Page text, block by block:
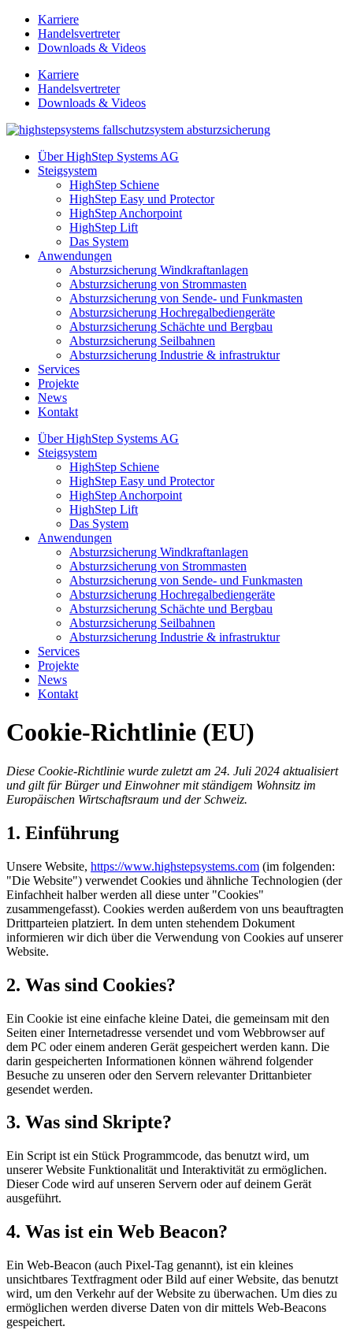
Zum
Inhalt
springen
Karriere
Handelsvertreter
Downloads & Videos
Karriere
Handelsvertreter
Downloads & Videos
Über HighStep Systems AG
Steigsystem
HighStep Schiene
HighStep Easy und Protector
HighStep Anchorpoint
HighStep Lift
Das System
Anwendungen
Absturzsicherung Windkraftanlagen
Absturzsicherung von Strommasten
Absturzsicherung von Sende- und Funkmasten
Absturzsicherung Hochregalbediengeräte
Absturzsicherung Schächte und Bergbau
Absturzsicherung Seilbahnen
Absturzsicherung Industrie & infrastruktur
Services
Projekte
News
Kontakt
Über HighStep Systems AG
Steigsystem
HighStep Schiene
HighStep Easy und Protector
HighStep Anchorpoint
HighStep Lift
Das System
Anwendungen
Absturzsicherung Windkraftanlagen
Absturzsicherung von Strommasten
Absturzsicherung von Sende- und Funkmasten
Absturzsicherung Hochregalbediengeräte
Absturzsicherung Schächte und Bergbau
Absturzsicherung Seilbahnen
Absturzsicherung Industrie & infrastruktur
Services
Projekte
News
Kontakt
Cookie-Richtlinie (EU)
Diese Cookie-Richtlinie wurde zuletzt am 24. Juli 2024 aktualisiert
und gilt für Bürger und Einwohner mit ständigem Wohnsitz im
Europäischen Wirtschaftsraum und der Schweiz.
1. Einführung
Unsere Website, https://www.highstepsystems.com (im folgenden:
"Die Website") verwendet Cookies und ähnliche Technologien (der
Einfachheit halber werden all diese unter "Cookies"
zusammengefasst). Cookies werden außerdem von uns beauftragten
Drittparteien platziert. In dem unten stehendem Dokument
informieren wir dich über die Verwendung von Cookies auf unserer
Website.
2. Was sind Cookies?
Ein Cookie ist eine einfache kleine Datei, die gemeinsam mit den
Seiten einer Internetadresse versendet und vom Webbrowser auf
dem PC oder einem anderen Gerät gespeichert werden kann. Die
darin gespeicherten Informationen können während folgender
Besuche zu unseren oder den Servern relevanter Drittanbieter
gesendet werden.
3. Was sind Skripte?
Ein Script ist ein Stück Programmcode, das benutzt wird, um
unserer Website Funktionalität und Interaktivität zu ermöglichen.
Dieser Code wird auf unseren Servern oder auf deinem Gerät
ausgeführt.
4. Was ist ein Web Beacon?
Ein Web-Beacon (auch Pixel-Tag genannt), ist ein kleines
unsichtbares Textfragment oder Bild auf einer Website, das benutzt
wird, um den Verkehr auf der Website zu überwachen. Um dies zu
ermöglichen werden diverse Daten von dir mittels Web-Beacons
gespeichert.